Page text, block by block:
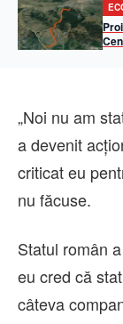
„Noi nu am
a devenit
criticat eu
nu făcuse.
Statul român
eu cred că
câteva